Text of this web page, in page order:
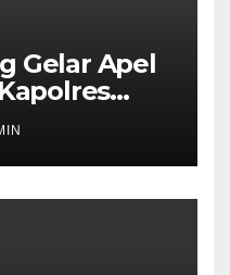
Gelar Apel
dan
Musim